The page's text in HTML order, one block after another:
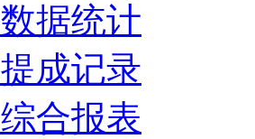
据统计
成记录
合报表